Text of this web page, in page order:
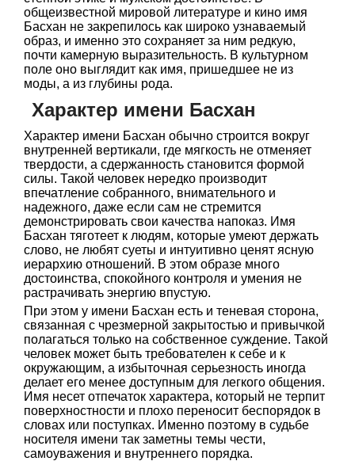
общеизвестной мировой литературе и кино имя
Басхан не закрепилось как широко узнаваемый
образ, и именно это сохраняет за ним редкую,
почти камерную выразительность. В культурном
поле оно выглядит как имя, пришедшее не из
моды, а из глубины рода.
Характер имени Басхан
Характер имени Басхан обычно строится вокруг
внутренней вертикали, где мягкость не отменяет
твердости, а сдержанность становится формой
силы. Такой человек нередко производит
впечатление собранного, внимательного и
надежного, даже если сам не стремится
демонстрировать свои качества напоказ. Имя
Басхан тяготеет к людям, которые умеют держать
слово, не любят суеты и интуитивно ценят ясную
иерархию отношений. В этом образе много
достоинства, спокойного контроля и умения не
растрачивать энергию впустую.
При этом у имени Басхан есть и теневая сторона,
связанная с чрезмерной закрытостью и привычкой
полагаться только на собственное суждение. Такой
человек может быть требователен к себе и к
окружающим, а избыточная серьезность иногда
делает его менее доступным для легкого общения.
Имя несет отпечаток характера, который не терпит
поверхностности и плохо переносит беспорядок в
словах или поступках. Именно поэтому в судьбе
носителя имени так заметны темы чести,
самоуважения и внутреннего порядка.